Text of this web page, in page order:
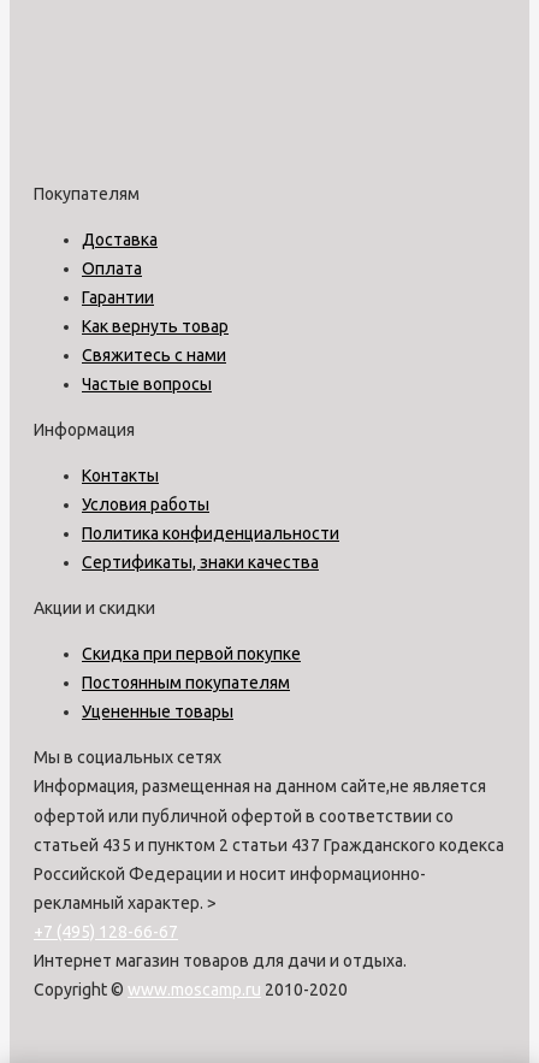
Покупателям
Доставка
Оплата
Гарантии
Как вернуть товар
Свяжитесь с нами
Частые вопросы
Информация
Контакты
Условия работы
Политика конфиденциальности
Сертификаты, знаки качества
Акции и скидки
Скидка при первой покупке
Постоянным покупателям
Уцененные товары
Мы в социальных сетях
Информация, размещенная на данном сайте,не является
офертой или публичной офертой в соответствии со
статьей 435 и пунктом 2 статьи 437 Гражданского кодекса
Российской Федерации и носит информационно-
рекламный характер. >
+7 (495) 128-66-67
Интернет магазин товаров для дачи и отдыха.
Copyright © www.moscamp.ru 2010-2020